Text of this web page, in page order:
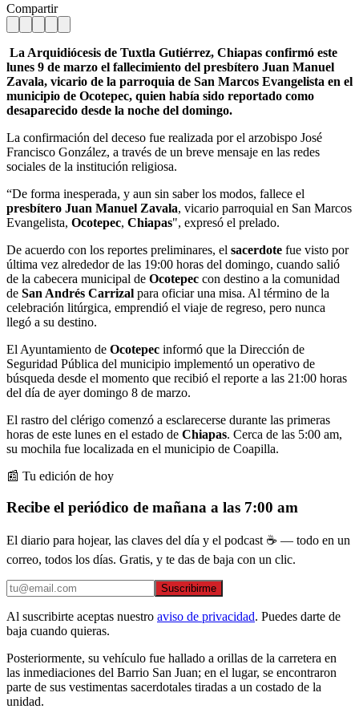
Compartir
La Arquidiócesis de Tuxtla Gutiérrez, Chiapas confirmó este
lunes 9 de marzo el fallecimiento del presbítero Juan Manuel
Zavala, vicario de la parroquia de San Marcos Evangelista en el
municipio de Ocotepec, quien había sido reportado como
desaparecido desde la noche del domingo.
La confirmación del deceso fue realizada por el arzobispo José
Francisco González, a través de un breve mensaje en las redes
sociales de la institución religiosa.
“De forma inesperada, y aun sin saber los modos, fallece el
presbítero Juan Manuel Zavala, vicario parroquial en San Marcos
Evangelista, Ocotepec, Chiapas", expresó el prelado.
De acuerdo con los reportes preliminares, el sacerdote fue visto por
última vez alrededor de las 19:00 horas del domingo, cuando salió
de la cabecera municipal de Ocotepec con destino a la comunidad
de San Andrés Carrizal para oficiar una misa. Al término de la
celebración litúrgica, emprendió el viaje de regreso, pero nunca
llegó a su destino.
El Ayuntamiento de Ocotepec informó que la Dirección de
Seguridad Pública del municipio implementó un operativo de
búsqueda desde el momento que recibió el reporte a las 21:00 horas
del día de ayer domingo 8 de marzo.
El rastro del clérigo comenzó a esclarecerse durante las primeras
horas de este lunes en el estado de Chiapas. Cerca de las 5:00 am,
su mochila fue localizada en el municipio de Coapilla.
📰 Tu edición de hoy
Recibe el periódico de mañana a las 7:00 am
El diario para hojear, las claves del día y el podcast ☕ — todo en un
correo, todos los días. Gratis, y te das de baja con un clic.
Suscribirme
Al suscribirte aceptas nuestro aviso de privacidad. Puedes darte de
baja cuando quieras.
Posteriormente, su vehículo fue hallado a orillas de la carretera en
las inmediaciones del Barrio San Juan; en el lugar, se encontraron
parte de sus vestimentas sacerdotales tiradas a un costado de la
unidad.